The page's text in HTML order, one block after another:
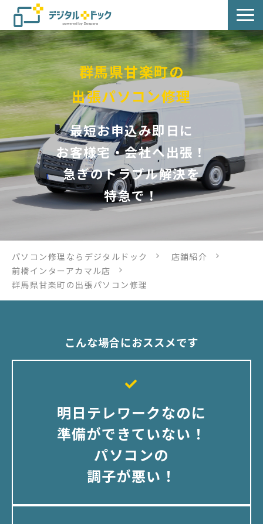
パソコン修理
サービス
サービス提供方法
店舗紹介
デジタルドックブログ
群馬県甘楽町の
出張パソコン修理
最短お申込み即日に
お客様宅・会社へ出張！
急ぎのトラブル解決を
特急で！
パソコン修理ならデジタルドック
店舗紹介
前橋インターアカマル店
群馬県甘楽町の出張パソコン修理
こんな場合におススメです
明日テレワークなのに
準備ができていない！
パソコンの
調子が悪い！